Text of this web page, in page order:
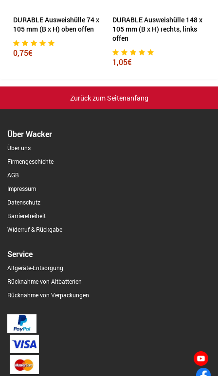
DURABLE Ausweishülle 74 x
105 mm (B x H) oben offen
0,75€
DURABLE Ausweishülle 148 x
105 mm (B x H) rechts, links
offen
1,05€
Zurück zum Seitenanfang
Über Wacker
Über uns
Firmengeschichte
AGB
Impressum
Datenschutz
Barrierefreiheit
Widerruf & Rückgabe
Service
Altgeräte-Entsorgung
Rücknahme von Altbatterien
Rücknahme von Verpackungen